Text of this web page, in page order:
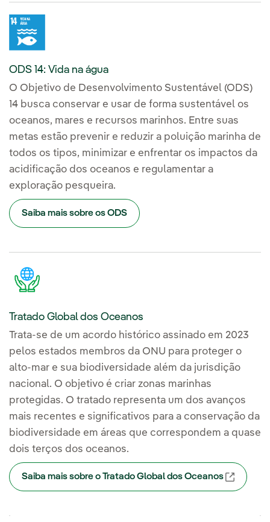
ODS 14: Vida na água
O Objetivo de Desenvolvimento Sustentável (ODS)
14 busca conservar e usar de forma sustentável os
oceanos, mares e recursos marinhos. Entre suas
metas estão prevenir e reduzir a poluição marinha de
todos os tipos, minimizar e enfrentar os impactos da
acidificação dos oceanos e regulamentar a
exploração pesqueira.
Saiba mais sobre os ODS
Tratado Global dos Oceanos
Trata-se de um acordo histórico assinado em 2023
pelos estados membros da ONU para proteger o
alto-mar e sua biodiversidade além da jurisdição
nacional. O objetivo é criar zonas marinhas
protegidas. O tratado representa um dos avanços
mais recentes e significativos para a conservação da
biodiversidade em áreas que correspondem a quase
dois terços dos oceanos.
Saiba mais sobre o Tratado Global dos Oceanos Link